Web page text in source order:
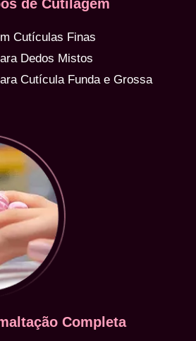
de Cutilagem
Cutículas Finas
Dedos Mistos
Cutícula Funda e Grossa
Completa